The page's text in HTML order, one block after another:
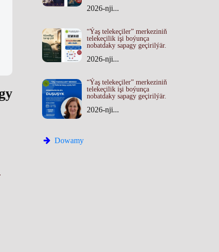
2026-nji...
“Ýaş telekeçiler” merkeziniň
telekeçilik işi boýunça
nobatdaky sapagy geçirilýär.
2026-nji...
“Ýaş telekeçiler” merkeziniň
telekeçilik işi boýunça
nobatdaky sapagy geçirilýär.
2026-nji...
Dowamy